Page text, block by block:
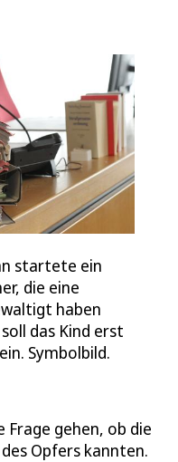
startete ein
die eine
haben
das Kind erst
Symbolbild.
Frage gehen, ob die
Opfers kannten.